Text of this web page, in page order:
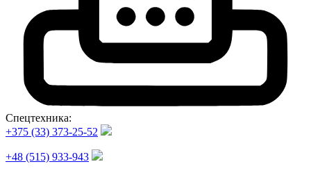
Спецтехника:
+375 (33) 373-25-52
+48 (515) 933-943